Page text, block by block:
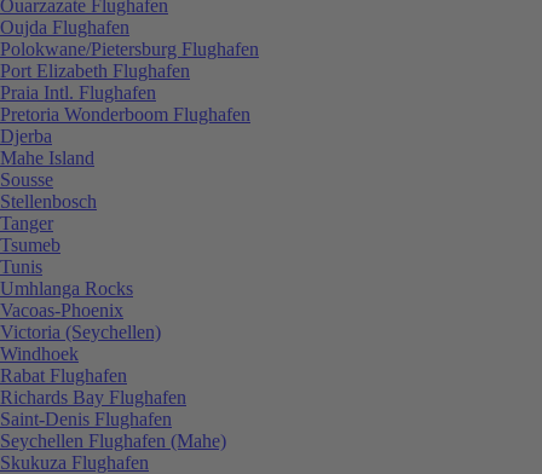
Ouarzazate Flughafen
Oujda Flughafen
Polokwane/Pietersburg Flughafen
Port Elizabeth Flughafen
Praia Intl. Flughafen
Pretoria Wonderboom Flughafen
Djerba
Mahe Island
Sousse
Stellenbosch
Tanger
Tsumeb
Tunis
Umhlanga Rocks
Vacoas-Phoenix
Victoria (Seychellen)
Windhoek
Rabat Flughafen
Richards Bay Flughafen
Saint-Denis Flughafen
Seychellen Flughafen (Mahe)
Skukuza Flughafen